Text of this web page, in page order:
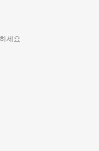
세요